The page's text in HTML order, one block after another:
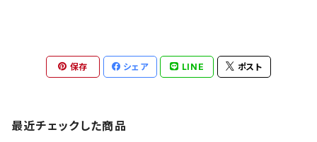
保存 シェア LINE ポスト
最近チェックした商品